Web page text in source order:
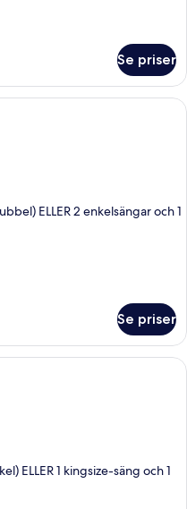
Se priser
hotellrum med en stor säng, ett
ELLER 2 enkelsängar och 1
Se priser
hotellrum med två sängar, en
ELLER 1 kingsize-säng och 1